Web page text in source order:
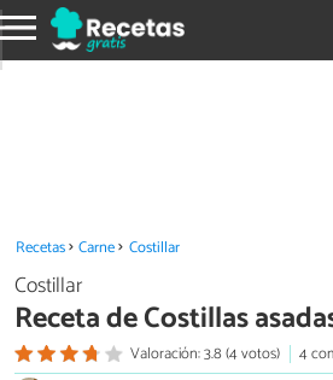
Recetas Carne Costillar
Costillar
Receta de Costillas
Valoración: 3.8 (4 votos)
4